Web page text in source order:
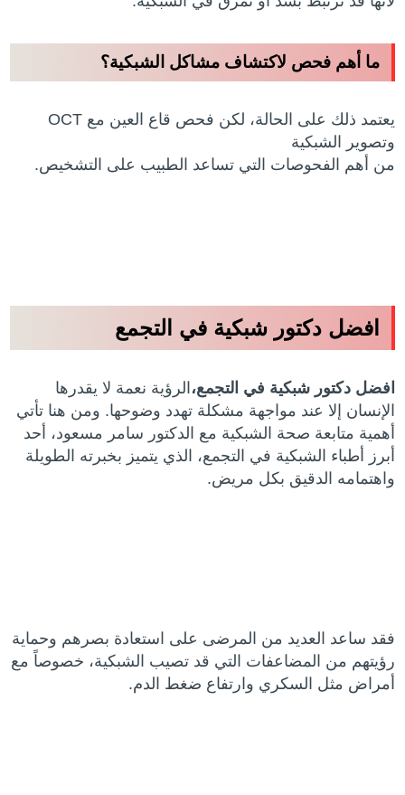
ما أهم فحص لاكتشاف مشاكل الشبكية؟
يعتمد ذلك على الحالة، لكن فحص قاع العين مع OCT
وتصوير الشبكية
من أهم الفحوصات التي تساعد الطبيب على التشخيص.
افضل دكتور شبكية في التجمع
افضل دكتور شبكية في التجمع، الرؤية نعمة لا يقدرها
الإنسان إلا عند مواجهة مشكلة تهدد وضوحها. ومن هنا تأتي
أهمية متابعة صحة الشبكية مع الدكتور سامر مسعود، أحد
أبرز أطباء الشبكية في التجمع، الذي يتميز بخبرته الطويلة
واهتمامه الدقيق بكل مريض.
فقد ساعد العديد من المرضى على استعادة بصرهم وحماية
رؤيتهم من المضاعفات التي قد تصيب الشبكية، خصوصاً مع
أمراض مثل السكري وارتفاع ضغط الدم.